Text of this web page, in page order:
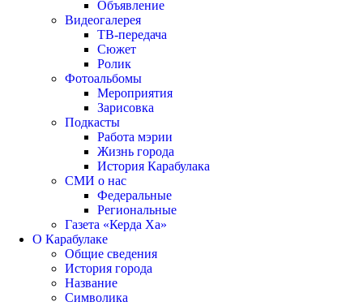
Объявление
Видеогалерея
ТВ-передача
Сюжет
Ролик
Фотоальбомы
Мероприятия
Зарисовка
Подкасты
Работа мэрии
Жизнь города
История Карабулака
СМИ о нас
Федеральные
Региональные
Газета «Керда Ха»
О Карабулаке
Общие сведения
История города
Название
Символика